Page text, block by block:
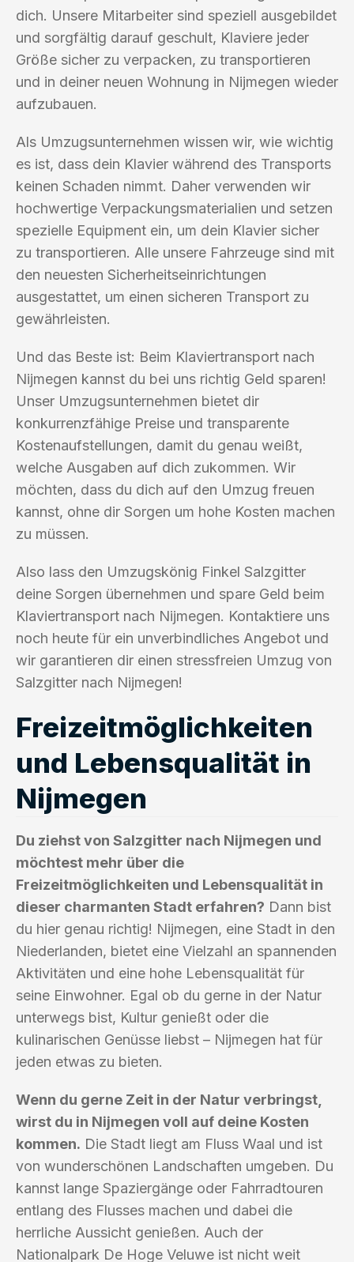
dich. Unsere Mitarbeiter sind speziell ausgebildet
und sorgfältig darauf geschult, Klaviere jeder
Größe sicher zu verpacken, zu transportieren
und in deiner neuen Wohnung in Nijmegen wieder
aufzubauen.
Als Umzugsunternehmen wissen wir, wie wichtig
es ist, dass dein Klavier während des Transports
keinen Schaden nimmt. Daher verwenden wir
hochwertige Verpackungsmaterialien und setzen
spezielle Equipment ein, um dein Klavier sicher
zu transportieren. Alle unsere Fahrzeuge sind mit
den neuesten Sicherheitseinrichtungen
ausgestattet, um einen sicheren Transport zu
gewährleisten.
Und das Beste ist: Beim Klaviertransport nach
Nijmegen kannst du bei uns richtig Geld sparen!
Unser Umzugsunternehmen bietet dir
konkurrenzfähige Preise und transparente
Kostenaufstellungen, damit du genau weißt,
welche Ausgaben auf dich zukommen. Wir
möchten, dass du dich auf den Umzug freuen
kannst, ohne dir Sorgen um hohe Kosten machen
zu müssen.
Also lass den Umzugskönig Finkel Salzgitter
deine Sorgen übernehmen und spare Geld beim
Klaviertransport nach Nijmegen. Kontaktiere uns
noch heute für ein unverbindliches Angebot und
wir garantieren dir einen stressfreien Umzug von
Salzgitter nach Nijmegen!
Freizeitmöglichkeiten
und Lebensqualität in
Nijmegen
Du ziehst von Salzgitter nach Nijmegen und
möchtest mehr über die
Freizeitmöglichkeiten und Lebensqualität in
dieser charmanten Stadt erfahren? Dann bist
du hier genau richtig! Nijmegen, eine Stadt in den
Niederlanden, bietet eine Vielzahl an spannenden
Aktivitäten und eine hohe Lebensqualität für
seine Einwohner. Egal ob du gerne in der Natur
unterwegs bist, Kultur genießt oder die
kulinarischen Genüsse liebst – Nijmegen hat für
jeden etwas zu bieten.
Wenn du gerne Zeit in der Natur verbringst,
wirst du in Nijmegen voll auf deine Kosten
kommen. Die Stadt liegt am Fluss Waal und ist
von wunderschönen Landschaften umgeben. Du
kannst lange Spaziergänge oder Fahrradtouren
entlang des Flusses machen und dabei die
herrliche Aussicht genießen. Auch der
Nationalpark De Hoge Veluwe ist nicht weit